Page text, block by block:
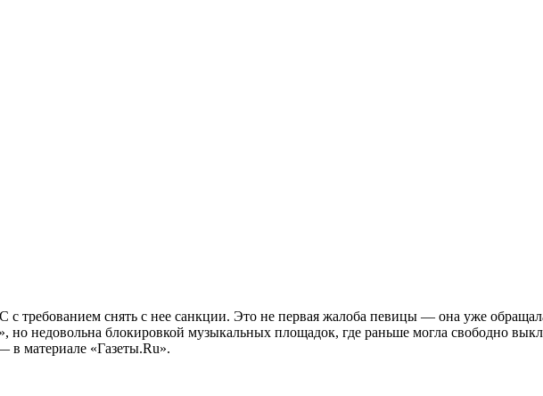
требованием снять с нее санкции. Это не первая жалоба певицы — она уже
но недовольна блокировкой музыкальных площадок, где раньше могла свободно
в материале «Газеты.Ru».